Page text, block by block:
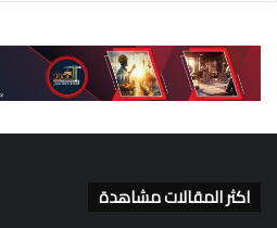
اكثر المقالات مشاهدة